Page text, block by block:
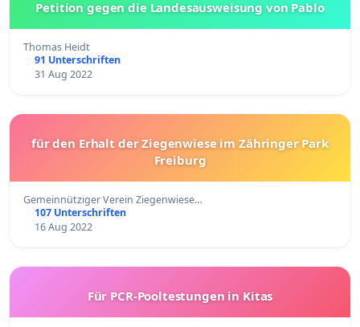
Petition gegen die Landesausweisung von Pablo
Thomas Heidt
91 Unterschriften
31 Aug 2022
für den Erhalt der Ziegenwiese im Zähringer Park
Freiburg
Gemeinnütziger Verein Ziegenwiese…
107 Unterschriften
16 Aug 2022
Für PCR-Pooltestungen in Kitas